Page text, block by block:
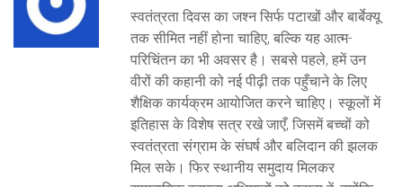
स्वतंत्रता दिवस का जश्न सिर्फ पटाखों और बार्बेक्यू
तक सीमित नहीं होना चाहिए, बल्कि यह आत्म-
परिचिंतन का भी अवसर है। सबसे पहले, हमें उन
वीरों की कहानी को नई पीढ़ी तक पहुँचाने के लिए
शैक्षिक कार्यक्रम आयोजित करने चाहिए। स्कूलों में
इतिहास के विशेष सत्र रखे जाएँ, जिसमें बच्चों को
स्वतंत्रता संग्राम के संघर्ष और बलिदान की झलक
मिल सके। फिर स्थानीय समुदाय मिलकर